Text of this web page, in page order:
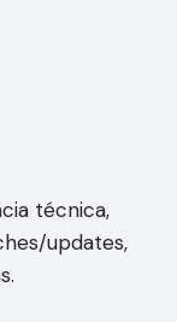
técnica,
updates,